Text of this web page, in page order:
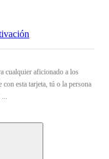
cualquier aficionado a los
esta tarjeta, tú o la persona
...